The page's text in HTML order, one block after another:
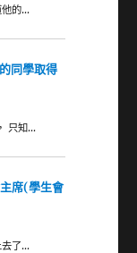
他的…
同學取得
只知…
席(學生會
去了…